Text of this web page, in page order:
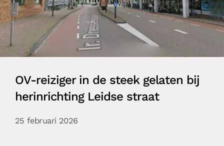
OV-reiziger in de steek gelaten bij
herinrichting Leidse straat
25 februari 2026